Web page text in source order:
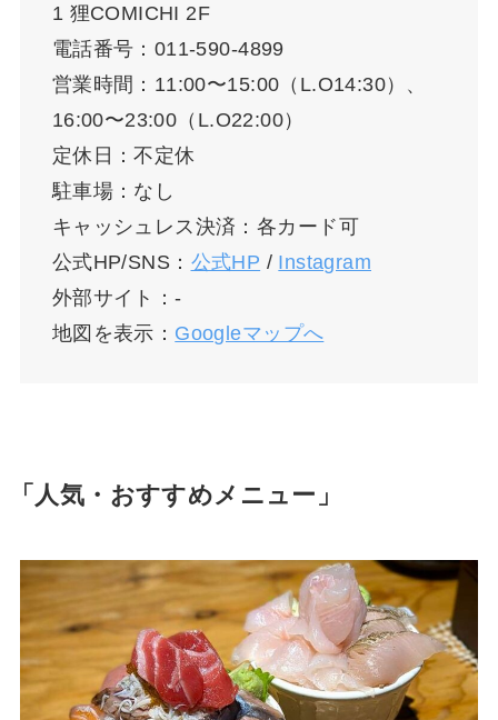
1 狸COMICHI 2F
電話番号：011-590-4899
営業時間：11:00〜15:00（L.O14:30）、
16:00〜23:00（L.O22:00）
定休日：不定休
駐車場：なし
キャッシュレス決済：各カード可
公式HP/SNS： 公式HP / Instagram
外部サイト：-
地図を表示： Googleマップへ
「人気・おすすめメニュー」